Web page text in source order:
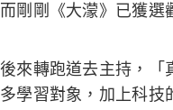
剛剛《大濛》已獲
來轉跑道去主持，
學習對象，加上科